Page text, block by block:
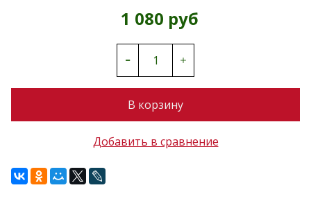
1 080 руб
В корзину
Добавить в сравнение